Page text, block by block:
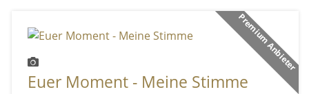
Premium Anbieter
Euer Moment - Meine Stimme